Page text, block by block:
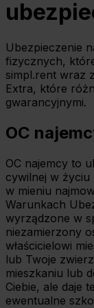
Ubezpieczenie
fizycznych,
simpl.rent wraz
Extra, które
gwarancyjnymi.
OC
OC najemcy to
cywilnej w
w mieniu
Warunkach
wyrządzone w
niezamierzony
właścicielowi
lub Twoje
mieszkaniu lub
Ciebie, ale daje
ewentualne